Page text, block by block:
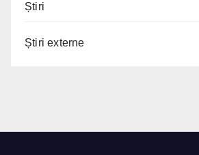
Știri
Știri externe